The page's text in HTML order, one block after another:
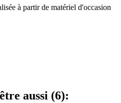
à partir de matériel d'occasion
aussi (6):